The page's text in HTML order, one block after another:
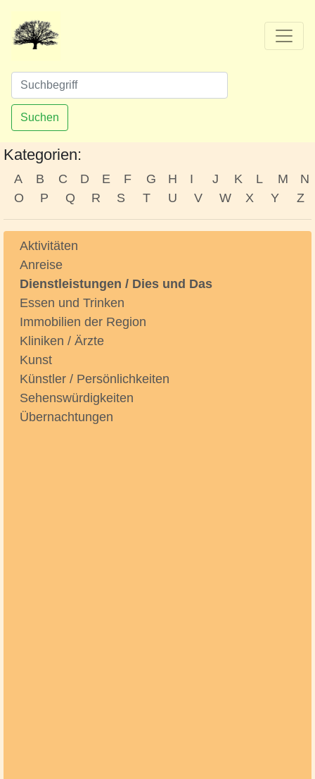
Suchen
Kategorien:
A B C D E F G H I J K L M
N
O
P Q R S T U V W X Y Z
Aktivitäten
Anreise
Dienstleistungen / Dies und Das
Essen und Trinken
Immobilien der Region
Kliniken / Ärzte
Kunst
Künstler / Persönlichkeiten
Sehenswürdigkeiten
Übernachtungen